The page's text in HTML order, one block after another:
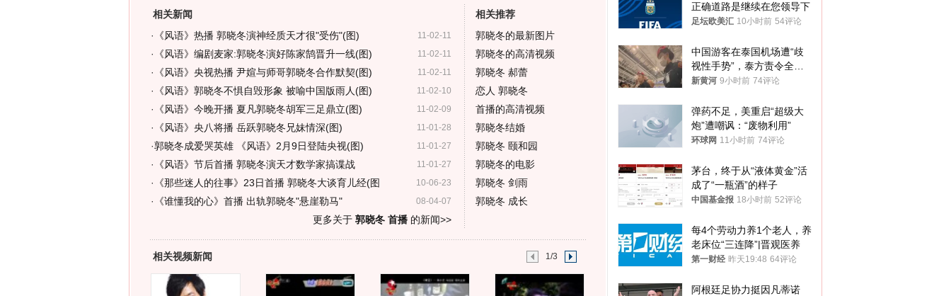
相关新闻
11-02-11
· 《风语》热播 郭晓冬演神经质天才很"受伤"(图)
11-02-11
· 《风语》编剧麦家:郭晓冬演好陈家鹄晋升一线(图)
11-02-11
· 《风语》央视热播 尹媗与师哥郭晓冬合作默契(图)
11-02-10
· 《风语》郭晓冬不惧自毁形象 被喻中国版雨人(图)
11-02-09
· 《风语》今晚开播 夏凡郭晓冬胡军三足鼎立(图)
11-01-28
· 《风语》央八将播 岳跃郭晓冬兄妹情深(图)
11-01-27
·郭晓冬成爱哭英雄 《风语》2月9日登陆央视(图)
11-01-27
· 《风语》节后首播 郭晓冬演天才数学家搞谍战
10-06-23
· 《那些迷人的往事》23日首播 郭晓冬大谈育儿经(图
08-04-07
· 《谁懂我的心》首播 出轨郭晓冬"悬崖勒马"
更多关于 郭晓冬 首播的新闻>>
相关推荐
郭晓冬的最新图片
郭晓冬的高清视频
郭晓冬 郝蕾
恋人 郭晓冬
首播的高清视频
郭晓冬结婚
郭晓冬 颐和园
郭晓冬的电影
郭晓冬 剑雨
郭晓冬 成长
相关视频新闻 1/3
正确道路是继续在您领导下
足坛欧美汇 10小时前 54评论
中国游客在泰国机场遭“歧
视性手势”，泰方责令全面
调查，对责任人采取最严厉
新黄河 9小时前 74评论
弹药不足，美重启“超级大
炮”遭嘲讽：“废物利用”
环球网 11小时前 74评论
茅台，终于从“液体黄金”活
成了“一瓶酒”的样子
中国基金报 18小时前 52评论
每4个劳动力养1个老人，养
老床位“三连降”|晋观医养
第一财经 昨天19:48 64评论
阿根廷足协力挺因凡蒂诺